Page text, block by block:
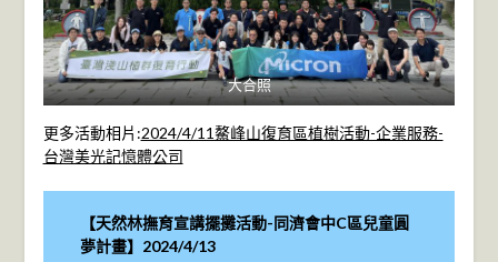
大合照
更多活動相片:2024/4/11鰲峰山復育區植樹活動-企業服務-
台灣美光記憶體公司
【天然林撫育宣講擺攤活動-同濟會中C區兒童圓
夢計畫】2024/4/13